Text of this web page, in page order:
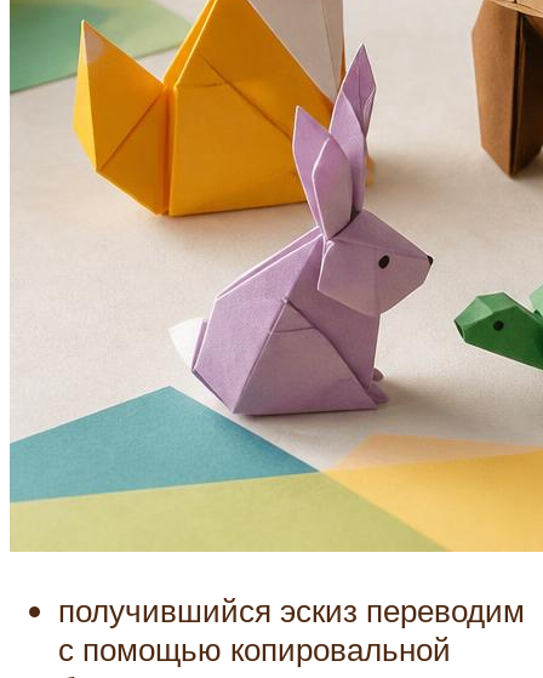
получившийся эскиз переводим
с помощью копировальной